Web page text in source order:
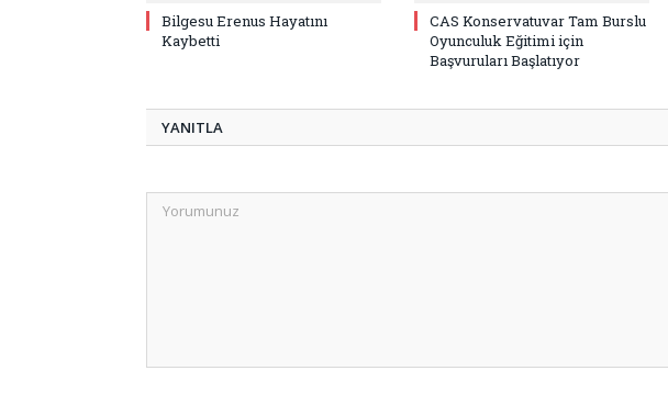
Bilgesu Erenus Hayatını
Kaybetti
CAS Konservatuvar Tam Burslu
Oyunculuk Eğitimi için
Başvuruları Başlatıyor
YANITLA